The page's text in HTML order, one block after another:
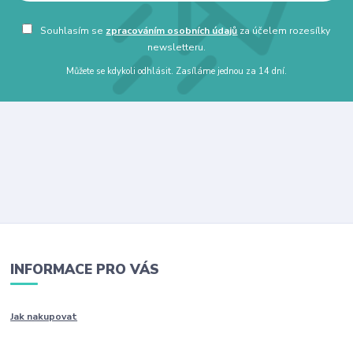
Souhlasím se zpracováním osobních údajů za účelem rozesílky
newsletteru.
Můžete se kdykoli odhlásit. Zasíláme jednou za 14 dní.
INFORMACE PRO VÁS
Jak nakupovat